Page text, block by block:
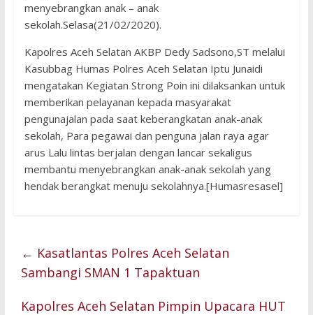
menyebrangkan anak – anak
sekolah.Selasa(21/02/2020).
Kapolres Aceh Selatan AKBP Dedy Sadsono,ST melalui
Kasubbag Humas Polres Aceh Selatan Iptu Junaidi
mengatakan Kegiatan Strong Poin ini dilaksankan untuk
memberikan pelayanan kepada masyarakat
pengunajalan pada saat keberangkatan anak-anak
sekolah, Para pegawai dan penguna jalan raya agar
arus Lalu lintas berjalan dengan lancar sekaligus
membantu menyebrangkan anak-anak sekolah yang
hendak berangkat menuju sekolahnya.[Humasresasel]
← Kasatlantas Polres Aceh Selatan
Sambangi SMAN 1 Tapaktuan
Kapolres Aceh Selatan Pimpin Upacara HUT